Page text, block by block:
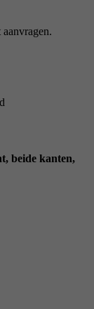
beide kanten,